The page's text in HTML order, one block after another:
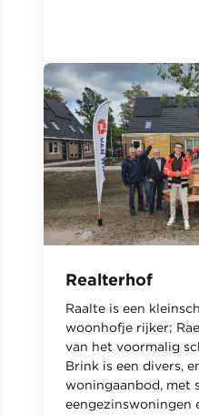
Realterhof
Raalte is een
woonhofje rijker;
van het voormalig
Brink is een divers,
woningaanbod, met
eengezinswoningen